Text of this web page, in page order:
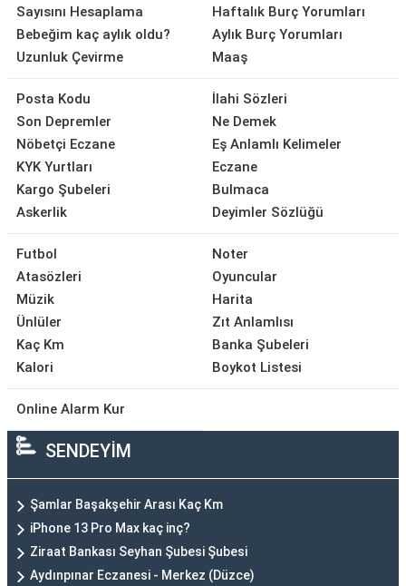
Sayısını Hesaplama
Bebeğim kaç aylık oldu?
Uzunluk Çevirme
Haftalık Burç Yorumları
Aylık Burç Yorumları
Maaş
Posta Kodu
Son Depremler
Nöbetçi Eczane
KYK Yurtları
Kargo Şubeleri
Askerlik
İlahi Sözleri
Ne Demek
Eş Anlamlı Kelimeler
Eczane
Bulmaca
Deyimler Sözlüğü
Futbol
Atasözleri
Müzik
Ünlüler
Kaç Km
Kalori
Noter
Oyuncular
Harita
Zıt Anlamlısı
Banka Şubeleri
Boykot Listesi
Online Alarm Kur
SENDEYİM
Şamlar Başakşehir Arası Kaç Km
iPhone 13 Pro Max kaç inç?
Ziraat Bankası Seyhan Şubesi Şubesi
Aydınpınar Eczanesi - Merkez (Düzce)